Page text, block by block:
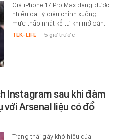
Giá iPhone 17 Pro Max đang được
nhiều đại lý điều chỉnh xuống
mức thấp nhất kể từ khi mở bán.
TEK-LIFE - 5 giờ trước
Instagram sau khi đàm
với Arsenal liệu có đổ
Trạng thái gây khó hiểu của